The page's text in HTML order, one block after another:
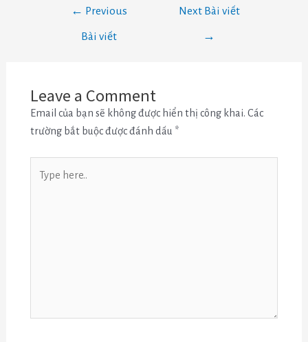
← Previous
Bài viết
Next Bài viết
→
Leave a Comment
Email của bạn sẽ không được hiển thị công khai. Các
trường bắt buộc được đánh dấu *
here..